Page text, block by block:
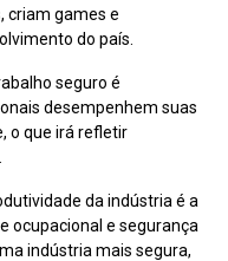
criam games e
do país.
seguro é
desempenhem suas
o que irá refletir
da indústria é a
ocupacional e segurança
indústria mais segura,